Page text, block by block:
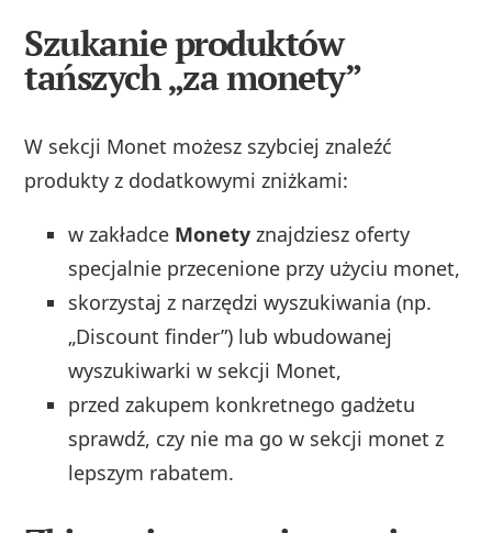
Szukanie produktów
tańszych „za monety”
W sekcji Monet możesz szybciej znaleźć
produkty z dodatkowymi zniżkami:
w zakładce Monety znajdziesz oferty
specjalnie przecenione przy użyciu monet,
skorzystaj z narzędzi wyszukiwania (np.
„Discount finder”) lub wbudowanej
wyszukiwarki w sekcji Monet,
przed zakupem konkretnego gadżetu
sprawdź, czy nie ma go w sekcji monet z
lepszym rabatem.